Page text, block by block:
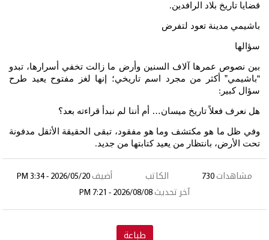
قضايا تاريخ بلاد الرافدين.
باشيمي مدينة تعود لتفرض
سؤالها
بين نصوص عمرها آلاف السنين وأرض ما زالت تخفي أسرارها، تبدو
“باشيمي” أكثر من مجرد اسم تاريخي؛ إنها لغز مفتوح يعيد طرح
سؤال كبير :
هل نعرف فعلاً تاريخ ميسان… أم أننا لم نبدأ قراءته بعد؟
وفي ظل ما هو مكتشف وما هو مفقود، تبقى الحقيقة الأثقل مدفونة
تحت الأرض، بانتظار من يعيد كتابتها من جديد.
مشاهدات 730 الكاتب أضيف 2026/05/20 - 3:34 PM
آخر تحديث 2026/08/08 - 7:21 PM
طباعة